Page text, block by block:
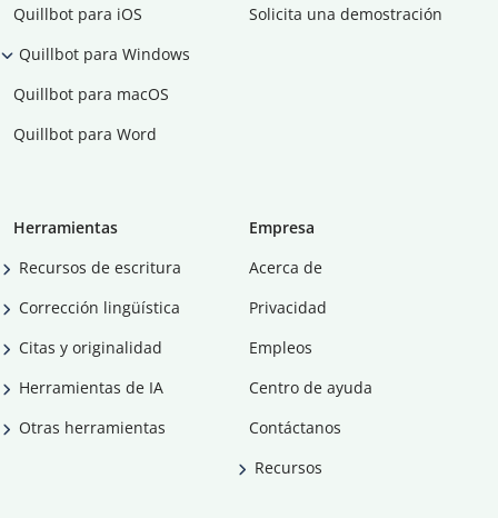
Quillbot para iOS
Quillbot para Windows
Quillbot para macOS
Quillbot para Word
Solicita una demostración
Herramientas
Recursos de escritura
Corrección lingüística
Citas y originalidad
Herramientas de IA
Otras herramientas
Empresa
Acerca de
Privacidad
Empleos
Centro de ayuda
Contáctanos
Recursos